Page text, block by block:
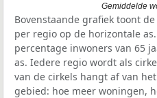
Gemiddelde
Bovenstaande grafiek toont
per regio op de horizontale
percentage inwoners van 65
as. Iedere regio wordt als
van de cirkels hangt af van
gebied: hoe meer woningen,